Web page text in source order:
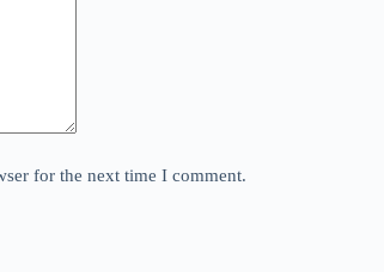
for the next time I comment.